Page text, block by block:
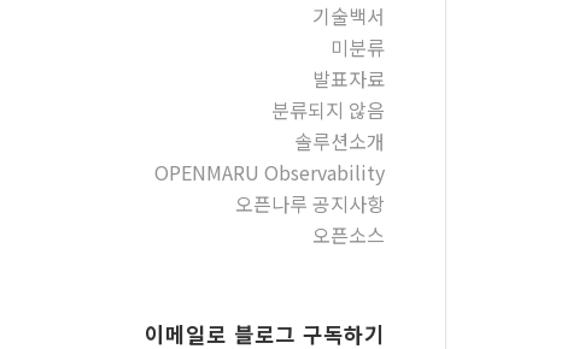
기술백서
미분류
발표자료
분류되지 않음
솔루션소개
OPENMARU Observability
오픈나루 공지사항
오픈소스
이메일로 블로그 구독하기